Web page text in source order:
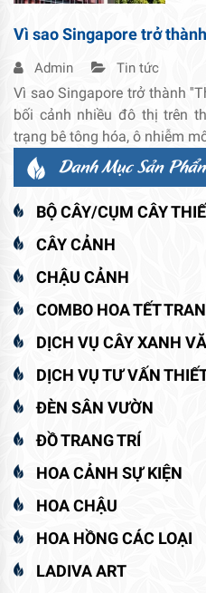
Vì sao Singapore trở
Admin Tin tức
Vì sao Singapore trở thành
bối cảnh nhiều đô thị trên
trạng bê tông hóa, ô nhiễm
Danh Mục Sản
BỘ CÂY/CỤM CÂY
CÂY CẢNH
CHẬU CẢNH
COMBO HOA TẾT
DỊCH VỤ CÂY XANH
DỊCH VỤ TƯ VẤN
ĐÈN SÂN VƯỜN
ĐỒ TRANG TRÍ
HOA CẢNH SỰ KIỆN
HOA CHẬU
HOA HỒNG CÁC LOẠI
LADIVA ART